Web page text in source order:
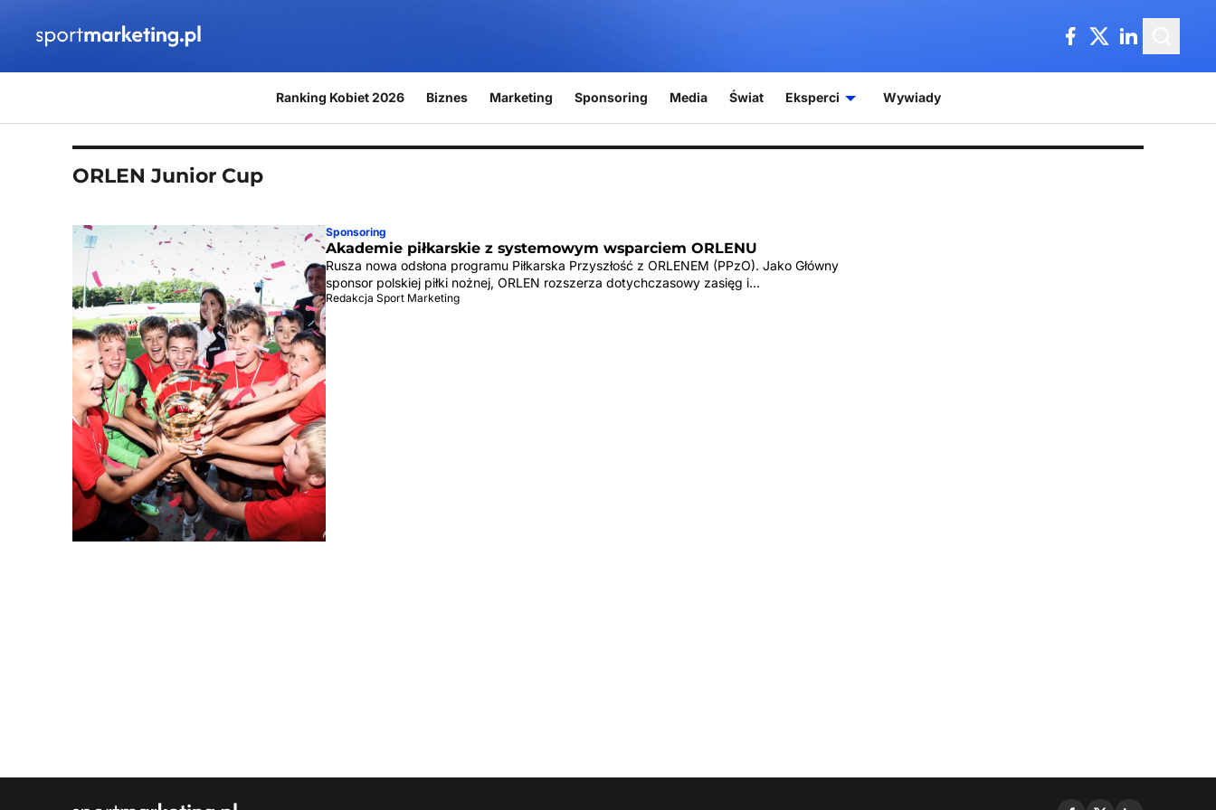
Ranking Kobiet 2026 Biznes Marketing Sponsoring Media Świat Eksperci Wywiady
ORLEN Junior Cup
Sponsoring
Akademie piłkarskie z systemowym wsparciem ORLENU
Rusza nowa odsłona programu Piłkarska Przyszłość z ORLENEM (PPzO). Jako Główny
sponsor polskiej piłki nożnej, ORLEN rozszerza dotychczasowy zasięg i…
Redakcja Sport Marketing